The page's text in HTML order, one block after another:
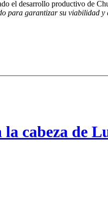
el desarrollo productivo de
para garantizar su viabilidad y
cabeza de